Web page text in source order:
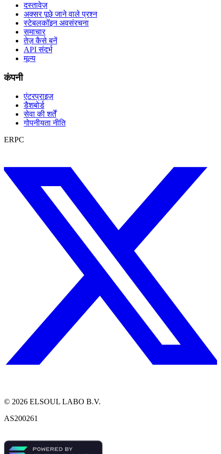
दस्तावेज़
अक्सर पूछे जाने वाले प्रश्न
स्टेबलकॉइन अवसंरचना
समाचार
तेज़ कैसे बनें
API संदर्भ
मूल्य
कंपनी
एंटरप्राइज़
डैशबोर्ड
सेवा की शर्तें
गोपनीयता नीति
ERPC
© 2026 ELSOUL LABO B.V.
AS200261